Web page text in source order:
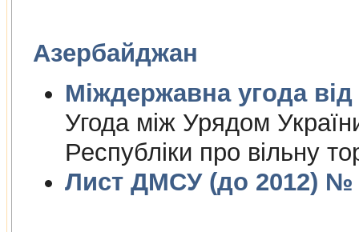
Азербайджан
Угода між Урядом
Республіки про вільну
Лист ДМСУ (до 2012) №